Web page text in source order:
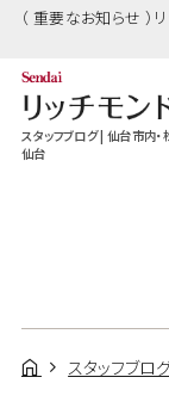
（ 重要なお知らせ
スタッフブログ | 仙台市内
仙台
スタッフブロ